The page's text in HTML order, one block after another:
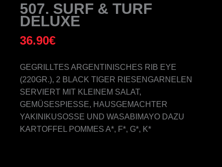
507. SURF & TURF
DELUXE
36.90€
GEGRILLTES ARGENTINISCHES RIB EYE
(220GR.), 2 BLACK TIGER RIESENGARNELEN
SERVIERT MIT KLEINEM SALAT,
GEMÜSESPIESSE, HAUSGEMACHTER Y
AKINIKUSOSSE UND WASABIMAYO DAZU KA
RTOFFEL POMMES A*, F*, G*, K*